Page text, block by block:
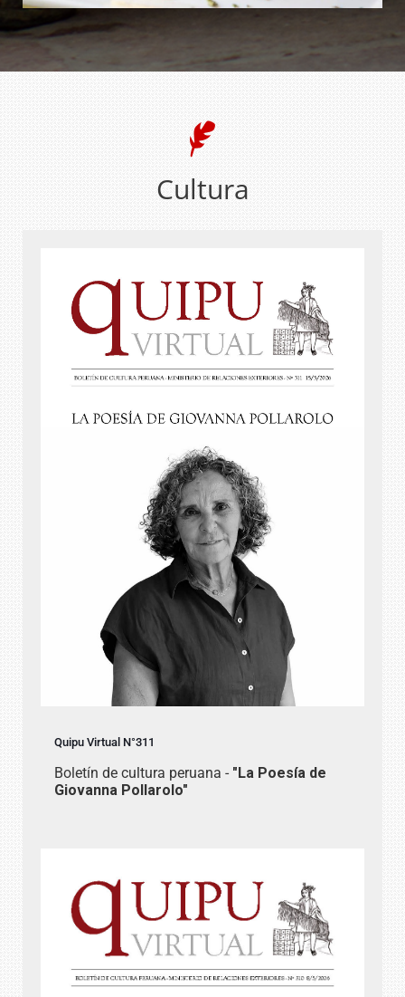
Cultura
Quipu Virtual N°311
Boletín de cultura peruana - "La Poesía de
Giovanna Pollarolo"